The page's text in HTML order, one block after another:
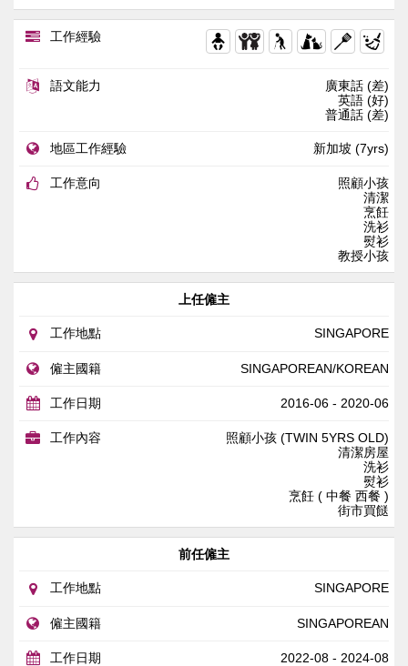
工作經驗
語文能力
廣東話 (差)
英語 (好)
普通話 (差)
地區工作經驗 新加坡 (7yrs)
工作意向
照顧小孩
清潔
烹飪
洗衫
熨衫
教授小孩
上任僱主
工作地點 SINGAPORE
僱主國籍 SINGAPOREAN/KOREAN
工作日期 2016-06 - 2020-06
工作內容
照顧小孩 (TWIN 5YRS OLD)
清潔房屋
洗衫
熨衫
烹飪 ( 中餐 西餐 )
街市買餸
前任僱主
工作地點 SINGAPORE
僱主國籍 SINGAPOREAN
工作日期 2022-08 - 2024-08